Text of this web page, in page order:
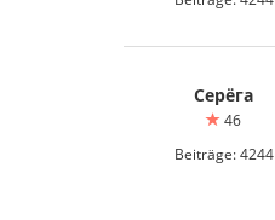
Серёга
46
Beiträge: 4244